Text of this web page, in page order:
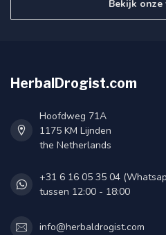
Bekijk
HerbalDrogist.com
Hoofdweg 71A
1175 KM Lijnden
the Netherlands
+31 6 16 05 35 04
tussen 12:00 - 18:00
info@herbaldrogist.com